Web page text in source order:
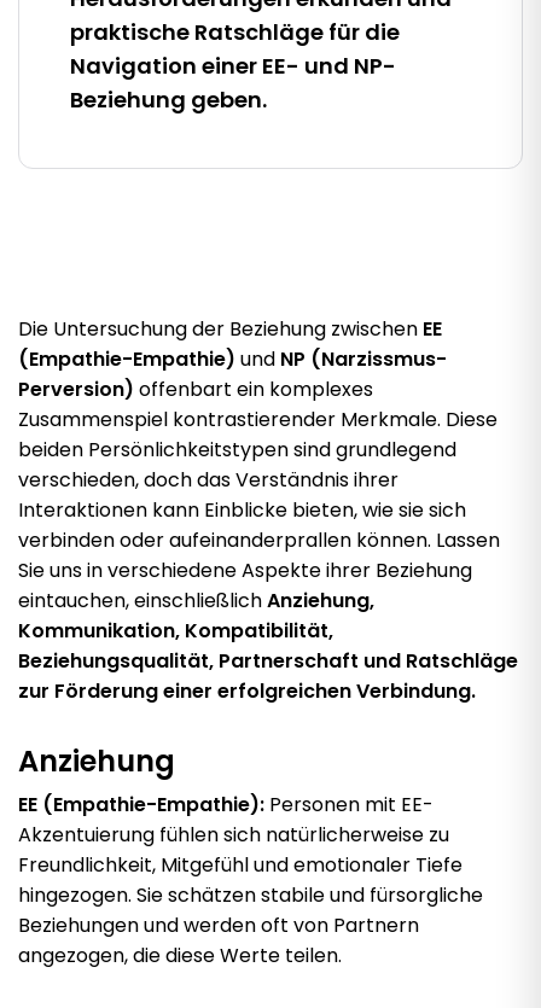
praktische Ratschläge für die
Navigation einer EE- und NP-
Beziehung geben.
Die Untersuchung der Beziehung zwischen EE
(Empathie-Empathie) und NP (Narzissmus-
Perversion) offenbart ein komplexes
Zusammenspiel kontrastierender Merkmale. Diese
beiden Persönlichkeitstypen sind grundlegend
verschieden, doch das Verständnis ihrer
Interaktionen kann Einblicke bieten, wie sie sich
verbinden oder aufeinanderprallen können. Lassen
Sie uns in verschiedene Aspekte ihrer Beziehung
eintauchen, einschließlichAnziehung,
Kommunikation, Kompatibilität,
Beziehungsqualität, Partnerschaft und Ratschläge
zur Förderung einer erfolgreichen Verbindung.
Anziehung
EE (Empathie-Empathie): Personen mit EE-
Akzentuierung fühlen sich natürlicherweise zu
Freundlichkeit, Mitgefühl und emotionaler Tiefe
hingezogen. Sie schätzen stabile und fürsorgliche
Beziehungen und werden oft von Partnern
angezogen, die diese Werte teilen.